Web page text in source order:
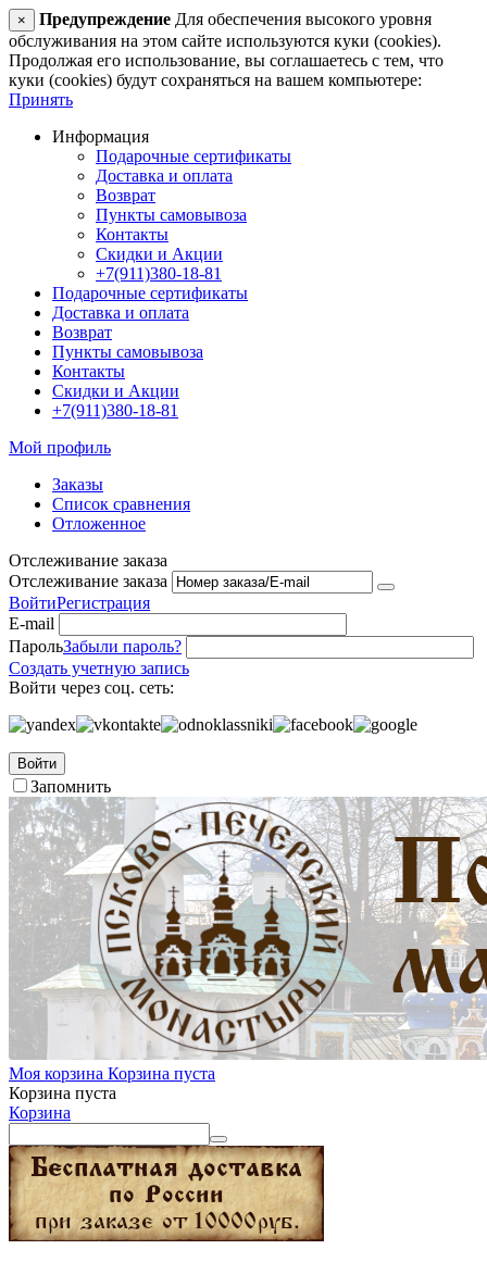
× Предупреждение Для обеспечения высокого уровня
обслуживания на этом сайте используются куки (cookies).
Продолжая его использование, вы соглашаетесь с тем, что
куки (cookies) будут сохраняться на вашем компьютере:
Принять
Информация
Подарочные сертификаты
Доставка и оплата
Возврат
Пункты самовывоза
Контакты
Скидки и Акции
+7(911)380-18-81
Подарочные сертификаты
Доставка и оплата
Возврат
Пункты самовывоза
Контакты
Скидки и Акции
+7(911)380-18-81
Мой профиль
Заказы
Список сравнения
Отложенное
Отслеживание заказа
Отслеживание заказа
ВойтиРегистрация
E-mail
ПарольЗабыли пароль?
Создать учетную запись
Войти через соц. сеть:
Войти
Запомнить
Моя корзина Корзина пуста
Корзина пуста
Корзина